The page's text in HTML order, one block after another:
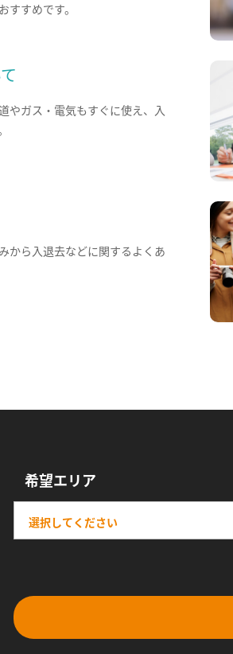
すすめです。
やガス・電気もすぐに使え、入
から入退去などに関するよくあ
希望エリア